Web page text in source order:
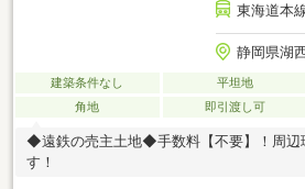
東海道本
静岡県湖
建築条件なし 平坦地
角地
即引渡し可
◆遠鉄の売主土地◆手数料【不要】！周辺
す！